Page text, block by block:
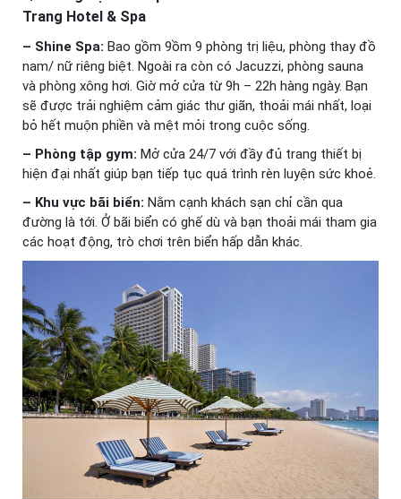
Trang Hotel & Spa
– Shine Spa: Bao gồm 9ồm 9 phòng trị liệu, phòng thay đồ
nam/ nữ riêng biệt. Ngoài ra còn có Jacuzzi, phòng sauna
và phòng xông hơi. Giờ mở cửa từ 9h – 22h hàng ngày. Bạn
sẽ được trải nghiệm cảm giác thư giãn, thoải mái nhất, loại
bỏ hết muộn phiền và mệt mỏi trong cuộc sống.
– Phòng tập gym: Mở cửa 24/7 với đầy đủ trang thiết bị
hiện đại nhất giúp bạn tiếp tục quá trình rèn luyện sức khoẻ.
– Khu vực bãi biển: Nằm cạnh khách sạn chỉ cần qua
đường là tới. Ở bãi biển có ghế dù và bạn thoải mái tham gia
các hoạt động, trò chơi trên biển hấp dẫn khác.